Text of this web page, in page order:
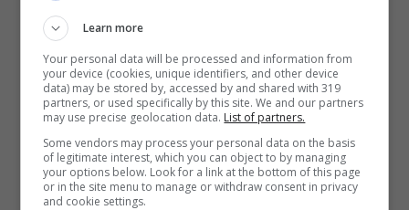
Learn more
Your personal data will be processed and information from
your device (cookies, unique identifiers, and other device
data) may be stored by, accessed by and shared with 319
partners, or used specifically by this site. We and our partners
may use precise geolocation data. List of partners.
Some vendors may process your personal data on the basis
of legitimate interest, which you can object to by managing
your options below. Look for a link at the bottom of this page
or in the site menu to manage or withdraw consent in privacy
and cookie settings.